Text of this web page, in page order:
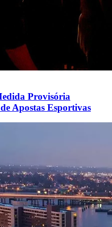
Provisória
Apostas Esportivas